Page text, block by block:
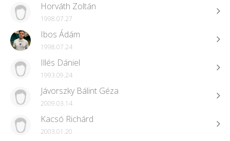
Horváth Zoltán
1998.07.27
Ibos Ádám
1998.07.24
Illés Dániel
1993.09.24
Jávorszky Bálint Géza
2009.03.14
Kacsó Richárd
2003.01.20